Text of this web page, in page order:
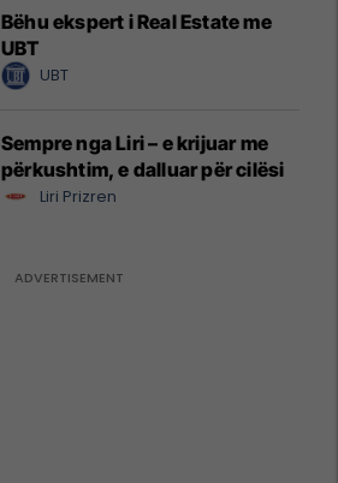
Bëhu ekspert i Real Estate me
UBT
UBT
Sempre nga Liri – e krijuar me
përkushtim, e dalluar për cilësi
Liri Prizren